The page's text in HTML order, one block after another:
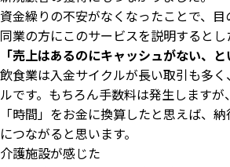
資金繰りの不安がなくなったことで、
同業の方にこのサービスを説明すると
「売上はあるのにキャッシュがない、
飲食業は入金サイクルが長い取引も多
ルです。もちろん手数料は発生します
「時間」をお金に換算したと思えば、
につながると思います。
介護施設が感じた